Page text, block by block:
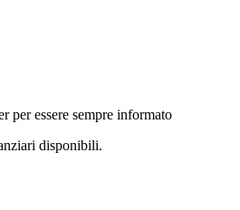
per essere sempre informato
disponibili.